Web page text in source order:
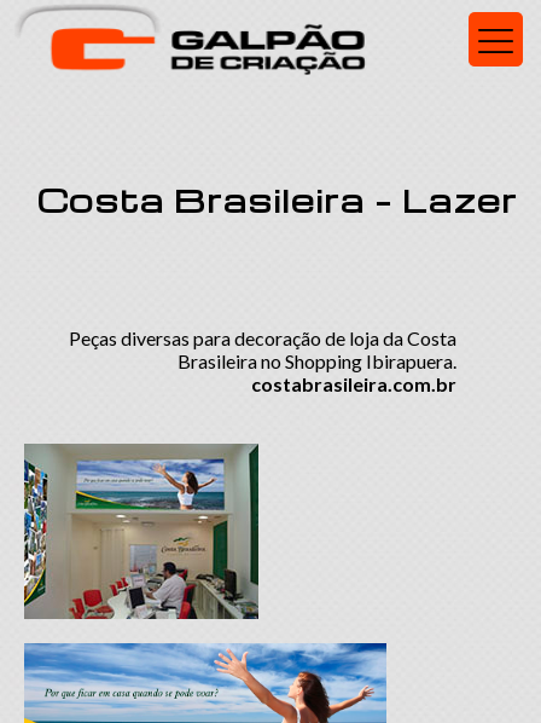
Costa Brasileira – Lazer
Peças diversas para decoração de loja da Costa
Brasileira no Shopping Ibirapuera.
costabrasileira.com.br